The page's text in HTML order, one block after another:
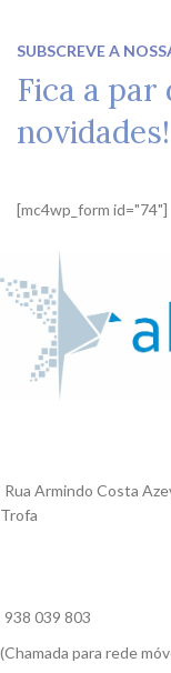
SUBSCREVE A
Fica a par
novidades!
[mc4wp_form id="74"]
Rua Armindo Costa
Trofa
938 039 803
(Chamada para rede